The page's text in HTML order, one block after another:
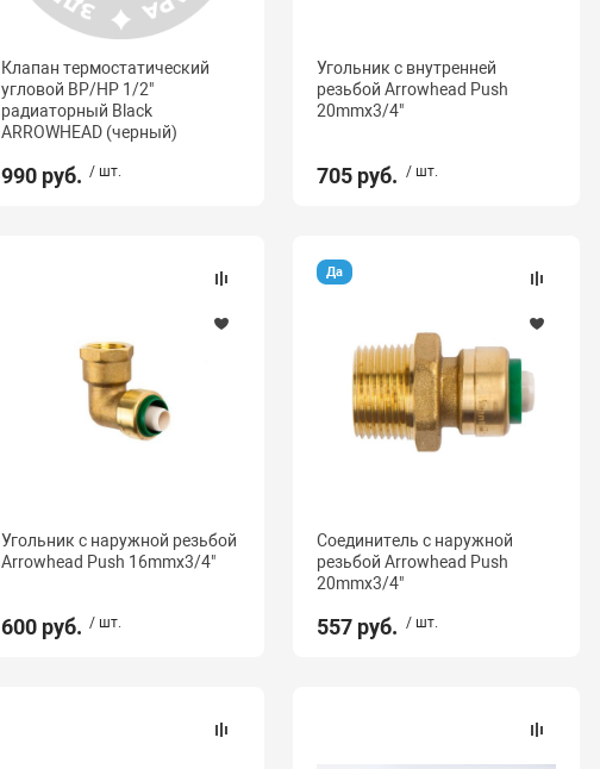
Клапан термостатический
угловой ВР/НР 1/2"
радиаторный Black
ARROWHEAD (черный)
990 руб. / шт.
Угольник с внутренней
резьбой Arrowhead Push
20mmx3/4"
705 руб. / шт.
Угольник с наружной резьбой
Arrowhead Push 16mmx3/4"
600 руб. / шт.
Да
Соединитель с наружной
резьбой Arrowhead Push
20mmx3/4"
557 руб. / шт.